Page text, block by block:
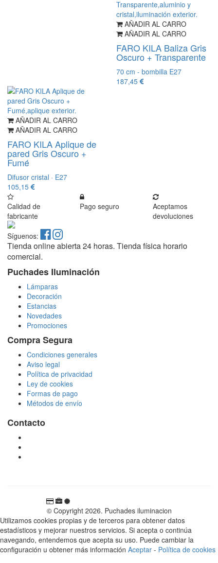
AÑADIR AL CARRO
AÑADIR AL CARRO
FARO KILA Baliza Gris
Oscuro + Transparente
70 cm - bombilla E27
187,45
AÑADIR AL CARRO
AÑADIR AL CARRO
FARO KILA Aplique de
pared Gris Oscuro +
Fumé
Difusor cristal · E27
105,15
Calidad de
fabricante
Pago seguro
Aceptamos
devoluciones
Síguenos:
Tienda online abierta 24 horas. Tienda física horario
comercial.
Puchades Iluminación
Lámparas
Decoración
Estancias
Novedades
Promociones
Compra Segura
Condiciones generales
Aviso legal
Política de privacidad
Ley de cookies
Formas de pago
Métodos de envío
Contacto
© Copyright 2026. Puchades iluminacion
Utilizamos cookies propias y de terceros para obtener datos
estadísticos y mejorar nuestros servicios. Si acepta o continúa
navegando, entendemos que acepta su uso. Puede cambiar la
configuración u obtener más información Aceptar - Política de cookies